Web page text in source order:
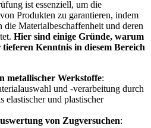
ist essenziell, um die
Produkten zu garantieren, indem
die Materialbeschaffenheit und deren
Hier sind einige Gründe, warum
Kenntnis in diesem Bereich
metallischer Werkstoffe:
und -verarbeitung durch
elastischer und plastischer
von Zugversuchen: